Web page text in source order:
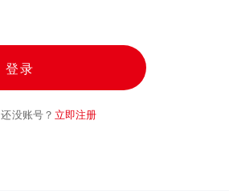
登录
还没账号？ 立即注册